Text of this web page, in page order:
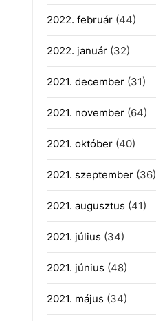
2022. február(44)
2022. január(32)
2021. december(31)
2021. november(64)
2021. október(40)
2021. szeptember(36)
2021. augusztus (41)
2021. július (34)
2021. június (48)
2021. május (34)